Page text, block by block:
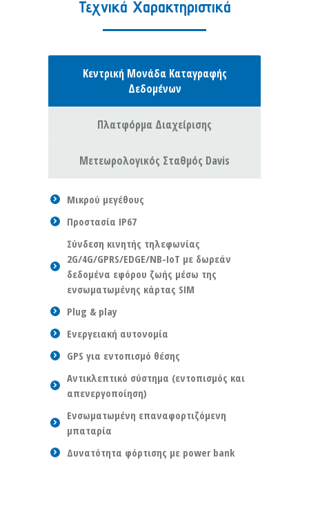
Τεχνικά Χαρακτηριστικά
Κεντρική Μονάδα Καταγραφής
Δεδομένων
Πλατφόρμα Διαχείρισης
Μετεωρολογικός Σταθμός Davis
Μικρού μεγέθους
Προστασία IP67
Σύνδεση κινητής τηλεφωνίας
2G/4G/GPRS/EDGE/NB-IoT με δωρεάν
δεδομένα εφόρου ζωής μέσω της
ενσωματωμένης κάρτας SIM
Plug & play
Ενεργειακή αυτονομία
GPS για εντοπισμό θέσης
Αντικλεπτικό σύστημα (εντοπισμός και
απενεργοποίηση)
Ενσωματωμένη επαναφορτιζόμενη
μπαταρία
Δυνατότητα φόρτισης με power bank